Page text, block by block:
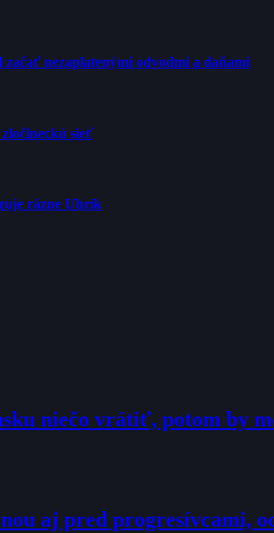
nezaplatenými odvodmi a daňami
sieť
rázne Uhrík
niečo vrátiť, potom by
aj pred progresívcami,